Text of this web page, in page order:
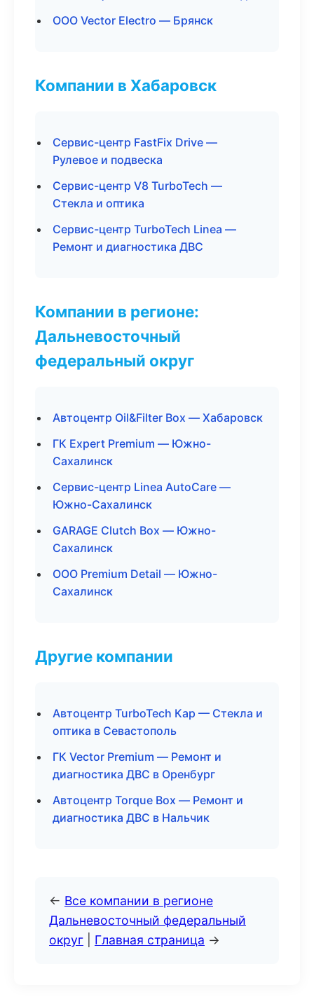
ООО Vector Electro — Брянск
Компании в Хабаровск
Сервис-центр FastFix Drive —
Рулевое и подвеска
Сервис-центр V8 TurboTech —
Стекла и оптика
Сервис-центр TurboTech Linea —
Ремонт и диагностика ДВС
Компании в регионе:
Дальневосточный
федеральный округ
Автоцентр Oil&Filter Box — Хабаровск
ГК Expert Premium — Южно-
Сахалинск
Сервис-центр Linea AutoCare —
Южно-Сахалинск
GARAGE Clutch Box — Южно-
Сахалинск
ООО Premium Detail — Южно-
Сахалинск
Другие компании
Автоцентр TurboTech Кар — Стекла и
оптика в Севастополь
ГК Vector Premium — Ремонт и
диагностика ДВС в Оренбург
Автоцентр Torque Box — Ремонт и
диагностика ДВС в Нальчик
← Все компании в регионе
Дальневосточный федеральный
округ
Главная страница →